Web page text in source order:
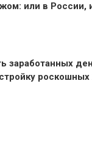
или в России,
заработанных